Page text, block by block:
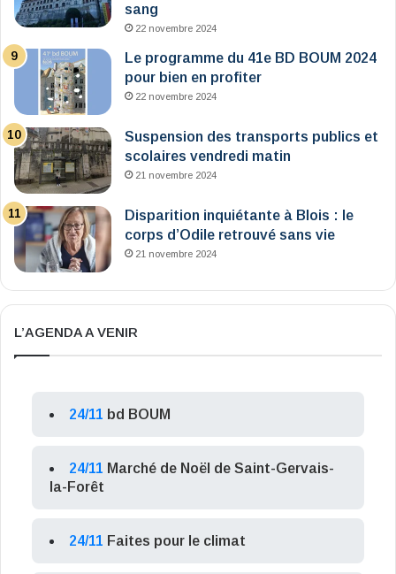
sang
22 novembre 2024
Le programme du 41e BD BOUM 2024
pour bien en profiter
22 novembre 2024
Suspension des transports publics et
scolaires vendredi matin
21 novembre 2024
Disparition inquiétante à Blois : le
corps d’Odile retrouvé sans vie
21 novembre 2024
L’AGENDA A VENIR
24/11 bd BOUM
24/11 Marché de Noël de Saint-Gervais-
la-Forêt
24/11 Faites pour le climat